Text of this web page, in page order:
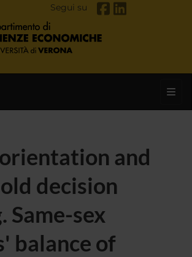
Segui su
and
decision
Same-sex
balance of